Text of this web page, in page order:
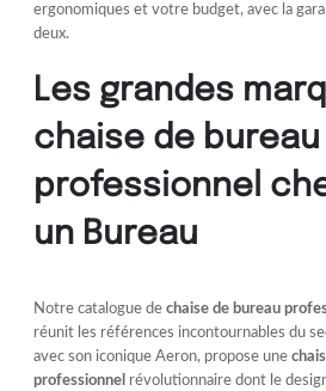
ergonomiques et votre budget, avec la
deux.
Les grandes
chaise de bureau
professionnel
un Bureau
Notre catalogue dechaise de bureau
réunit les références incontournables du
avec son iconique Aeron, propose une
professionnel révolutionnaire dont le